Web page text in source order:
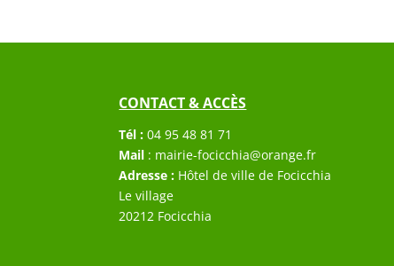
CONTACT & ACCÈS
Tél : 04 95 48 81 71
Mail : mairie-focicchia@orange.fr
Adresse : Hôtel de ville de Focicchia
Le village
20212 Focicchia